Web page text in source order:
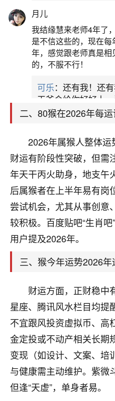
事业财运较佳，下半年需
历丙午年（2026年2月1
火，与申猴形成“申午暗
1—6月，尤其3月、5月
但4月逢“驿马”动象，差
规划。7—9月进入传统“
二、80猴在2026年每
2026年属猴人整体
财运有阶段性突破，但需
年天干丙火助身，地支午
后属猴者在上半年易有岗
尝试机会，尤其从事创意
较积极。百度贴吧“生肖吧
用户提及2026年。
三、猴今年运势2026
财运方面，正财稳中
星座、腾讯风水栏目均提
不宜跟风投资虚拟币、高
金定投或不动产相关长期
变现（如设计、文案、培
与健康需主动维护。紫微
但逢“天虚”，单身者易。
月儿
我结缘慧来老师4年了
是不信这些的，现在
年，感觉跟老师真是
的，不服不行！
可乐：还有我！还
天爷会给你好好上
哪样不服都不行！
卦，认识老师3年
17分钟前 来自湖北
心若莲花
我是做餐饮的，这两年
一家，要么生意不好，
家底快败光了，真是倒
回事？
啊！
是我从找店开始都
址、风水、还有开
大环境不好，但是
刚找老师做了补财
2小时前 来自海南
梦醒时分
我女儿高二叛逆，大半